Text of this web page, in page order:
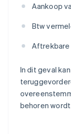
Aankoop
Btw
Aftrekbare
In dit geval
behoren